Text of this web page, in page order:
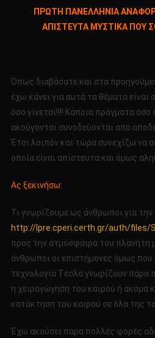
ΠΡΩΤΗ ΠΑΝΕΛΛΗΝΙΑ
ΑΠΙΣΤΕΥΤΑ ΜΥΣΤΙΚΑ ΠΟΥ
Όπως διαβάσατε και στα
έχω κάνει για αυτά τα θέματα είναι
όσο γίνεται!!!! Κάποια πράγματα όσο
ακούγονται συνοδεύονται από
Έτσι λοιπόν και τώρα συνεχίζω να
οποία είναι απίστευτα και όμως
Ας ξεκινήσω:
Τι γνωρίζουμε ως άνθρωποι για την
http://lpre.cperi.certh.gr/auth/files/
προς την ατμόσφαιρα του πλανήτη
άνθρωποι οι επιστήμονες όμως που
τεχνολογία Τέσλα γνωρίζουν πάρα
η χειραγώγηση του καιρού ή ακόμα
κατάκτηση του καιρού σε όλα της
Έχω ακούσει πάρα πολλές φορές